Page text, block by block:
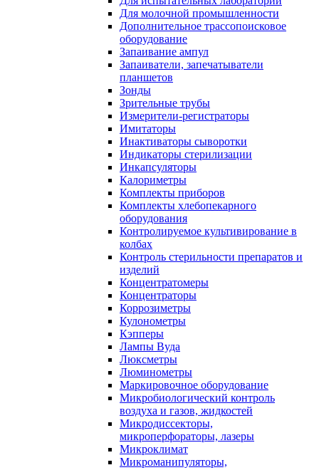
Для молочной промышленности
Дополнительное трассопоисковое
оборудование
Запаивание ампул
Запаиватели, запечатыватели
планшетов
Зонды
Зрительные трубы
Измерители-регистраторы
Имитаторы
Инактиваторы сыворотки
Индикаторы стерилизации
Инкапсуляторы
Калориметры
Комплекты приборов
Комплекты хлебопекарного
оборудования
Контролируемое культивирование в
колбах
Контроль стерильности препаратов и
изделий
Концентратомеры
Концентраторы
Коррозиметры
Кулонометры
Кэпперы
Лампы Вуда
Люксметры
Люминометры
Маркировочное оборудование
Микробиологический контроль
воздуха и газов, жидкостей
Микродиссекторы,
микроперфораторы, лазеры
Микроклимат
Микроманипуляторы,